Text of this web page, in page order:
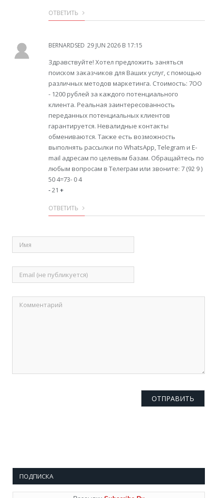
ОТВЕТИТЬ
BERNARDSED 29 JUN 2026 В 17:15
Здравствуйте! Хотел предложить заняться
поиском заказчиков для Ваших услуг, с помощью
различных методов маркетинга. Стоимость: 7OO
- 1200 рублей за каждого потенциального
клиента. Реальная заинтересованность
переданных потенциальных клиентов
гарантируется. Невалидные контакты
обмениваются. Также есть возможность
выполнять рассылки по WhatsApp, Telegram и E-
mail адресам по целевым базам. Обращайтесь по
любым вопросам в Телеграм или звоните: 7 (92 9 )
50 4=73- 0 4
-21 +
ОТВЕТИТЬ
ПОДПИСКА